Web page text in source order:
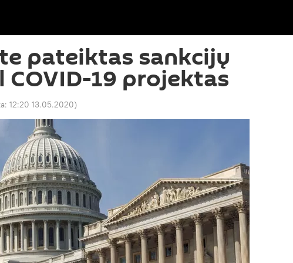
pateiktas sankcijų
COVID-19 projektas
12:20 13.05.2020)